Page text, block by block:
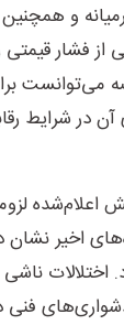
و
فشار قیمتی
می‌توانست
در شرایط
اخیر
اختلالات
فنی